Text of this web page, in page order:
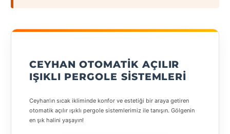
CEYHAN OTOMATIK AÇILIR
IŞIKLI PERGOLE SISTEMLERI
Ceyhan’ın sıcak ikliminde konfor ve estetiği bir araya getiren
otomatik açılır ışıklı pergole sistemlerimiz ile tanışın. Gölgenin
en şık halini yaşayın!
Antalya
Balıkesir
Luka